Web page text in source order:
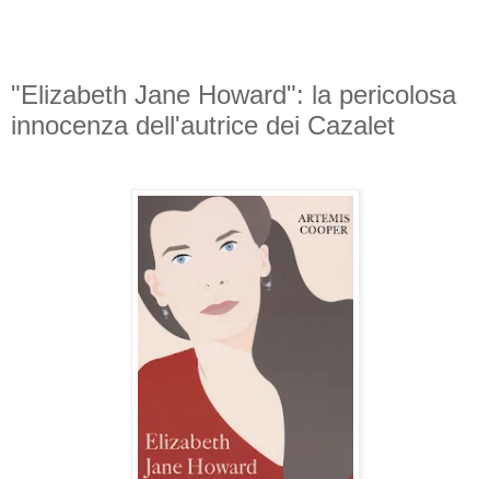
"Elizabeth Jane Howard": la pericolosa
innocenza dell'autrice dei Cazalet